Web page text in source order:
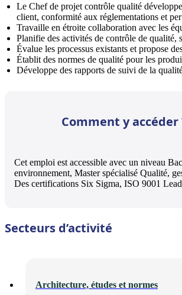
Le Chef de projet contrôle qualité
client, conformité aux réglementations et
Travaille en étroite collaboration avec les
Planifie des activités de contrôle de qualité,
Évalue les processus existants et propose
Établit des normes de qualité pour les
Développe des rapports de suivi de la
Comment y accéder
Cet emploi est accessible avec un niveau
environnement, Master spécialisé Qualité,
Des certifications Six Sigma, ISO 9001
Secteurs d’activité
Architecture, études et normes